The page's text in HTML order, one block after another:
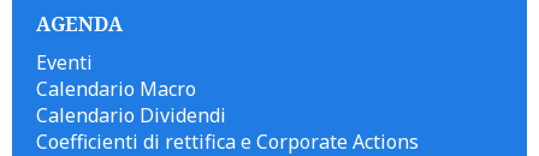
AGENDA
Eventi
Calendario Macro
Calendario Dividendi
Coefficienti di rettifica e Corporate Actions